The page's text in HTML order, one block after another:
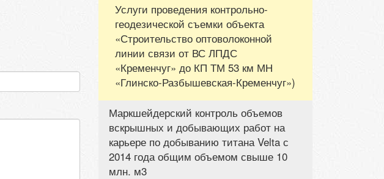
Услуги проведения контрольно-
геодезической съемки объекта
«Строительство оптоволоконной
линии связи от ВС ЛПДС
«Кременчуг» до КП ТМ 53 км МН
«Глинско-Разбышевская-Кременчуг»)
Маркшейдерский контроль объемов
вскрышных и добывающих работ на
карьере по добыванию титана Velta с
2014 года общим объемом свыше 10
млн. м3